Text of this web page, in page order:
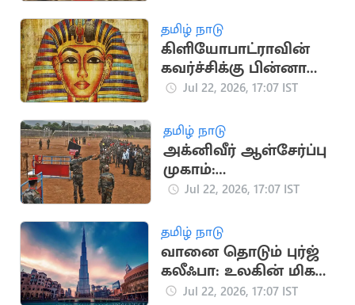
அறிக்கை
தமிழ் நாடு
கிளியோபாட்ராவின்
கவர்ச்சிக்கு பின்னால்
உள்ள சுவாரசியமான
Jul 22, 2026, 17:07 IST
தமிழ் நாடு
அக்னிவீர் ஆள்சேர்ப்பு
முகாம்:
விண்ணப்பதாரர்களுக்
முக்கிய அறிவுறுத்தல்
Jul 22, 2026, 17:07 IST
தமிழ் நாடு
வானை தொடும் புர்ஜ்
கலீஃபா: உலகின் மிக
உயரமான கட்டிடம்
Jul 22, 2026, 17:07 IST